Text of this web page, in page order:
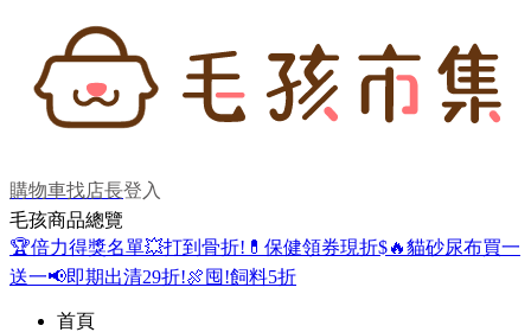
購物車找店長登入
毛孩商品總覽
🏆倍力得獎名單💥打到骨折! 💊保健領券現折$🔥貓砂尿布買一
送一📢即期出清29折!🍖囤!飼料5折
首頁